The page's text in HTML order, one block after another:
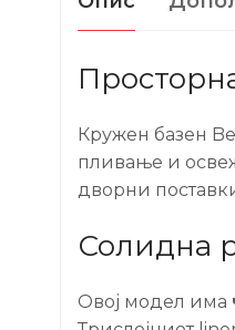
Кружен базен
пливање и
дворни
Солидна
Овој модел има